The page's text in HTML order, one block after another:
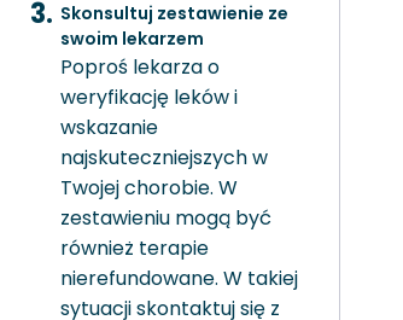
Skonsultuj zestawienie ze
swoim lekarzem
Poproś lekarza o
weryfikację leków i
wskazanie
najskuteczniejszych w
Twojej chorobie. W
zestawieniu mogą być
również terapie
nierefundowane. W takiej
sytuacji skontaktuj się z